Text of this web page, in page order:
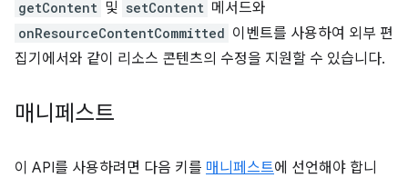
getContent 및 setContent 메서드와
onResourceContentCommitted 이벤트를 사용하여 외부 편
집기에서와 같이 리소스 콘텐츠의 수정을 지원할 수 있습니다.
매니페스트
이 API를 사용하려면 다음 키를 매니페스트에 선언해야 합니